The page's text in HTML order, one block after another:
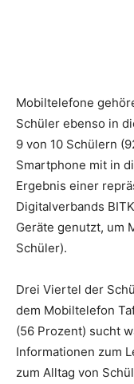
Mobiltelefone
Schüler ebenso in
9 von 10 Schülern
Smartphone mit in
Ergebnis einer
Digitalverbands
Geräte genutzt, um
Schüler).
Drei Viertel der
dem Mobiltelefon
(56 Prozent) sucht
Informationen zum
zum Alltag von